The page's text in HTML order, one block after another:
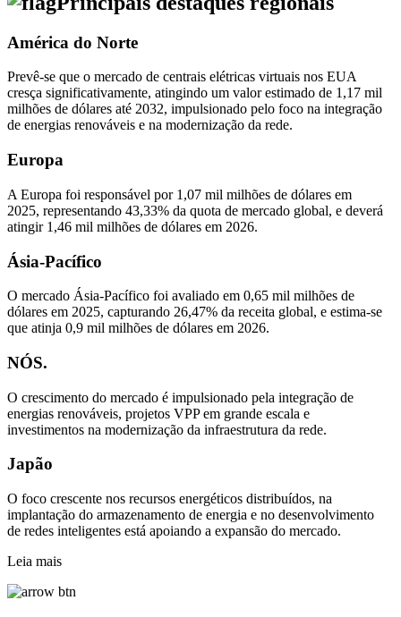
América do Norte
Prevê-se que o mercado de centrais elétricas virtuais nos EUA
cresça significativamente, atingindo um valor estimado de 1,17 mil
milhões de dólares até 2032, impulsionado pelo foco na integração
de energias renováveis ​​e na modernização da rede.
Europa
A Europa foi responsável por 1,07 mil milhões de dólares em
2025, representando 43,33% da quota de mercado global, e deverá
atingir 1,46 mil milhões de dólares em 2026.
Ásia-Pacífico
O mercado Ásia-Pacífico foi avaliado em 0,65 mil milhões de
dólares em 2025, capturando 26,47% da receita global, e estima-se
que atinja 0,9 mil milhões de dólares em 2026.
NÓS.
O crescimento do mercado é impulsionado pela integração de
energias renováveis, projetos VPP em grande escala e
investimentos na modernização da infraestrutura da rede.
Japão
O foco crescente nos recursos energéticos distribuídos, na
implantação do armazenamento de energia e no desenvolvimento
de redes inteligentes está apoiando a expansão do mercado.
Leia mais